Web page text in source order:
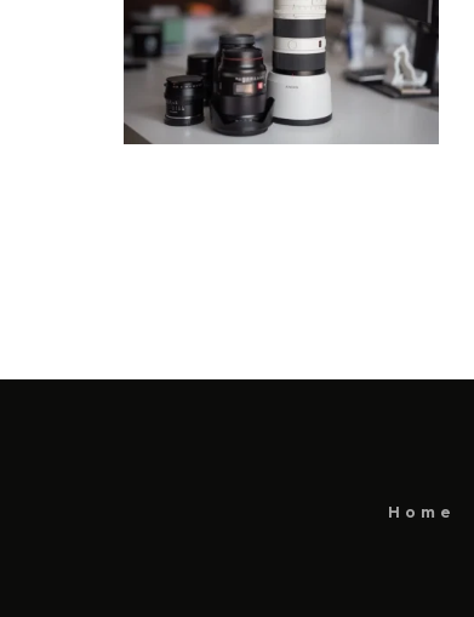
Home